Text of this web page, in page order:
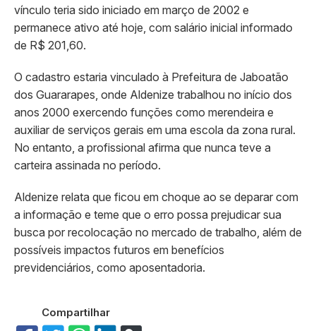
vínculo teria sido iniciado em março de 2002 e
permanece ativo até hoje, com salário inicial informado
de R$ 201,60.
O cadastro estaria vinculado à Prefeitura de Jaboatão
dos Guararapes, onde Aldenize trabalhou no início dos
anos 2000 exercendo funções como merendeira e
auxiliar de serviços gerais em uma escola da zona rural.
No entanto, a profissional afirma que nunca teve a
carteira assinada no período.
Aldenize relata que ficou em choque ao se deparar com
a informação e teme que o erro possa prejudicar sua
busca por recolocação no mercado de trabalho, além de
possíveis impactos futuros em benefícios
previdenciários, como aposentadoria.
Compartilhar